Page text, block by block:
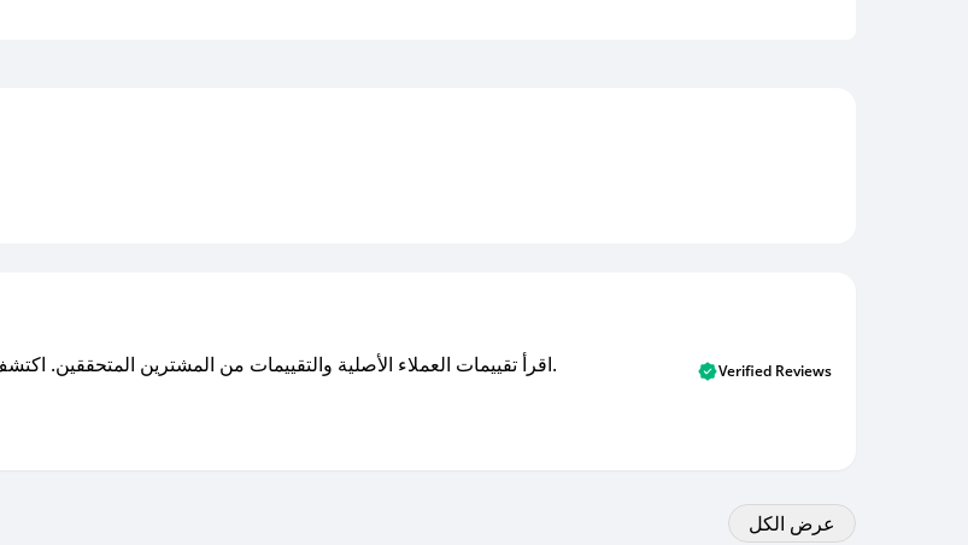
اقرأ تقييمات العملاء الأصلية والتقييمات من المشترين المتحققين. اكتشف ما يعتقده المستخدمون الحقيقيون حول خدمتنا وتعلم من تجاربهم. Verified Reviews
عرض الكل